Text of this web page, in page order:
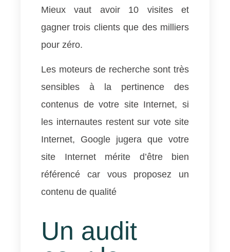
Mieux vaut avoir 10 visites et
gagner trois clients que des milliers
pour zéro.
Les moteurs de recherche sont très
sensibles à la pertinence des
contenus de votre site Internet, si
les internautes restent sur vote site
Internet, Google jugera que votre
site Internet mérite d’être bien
référencé car vous proposez un
contenu de qualité
Un audit